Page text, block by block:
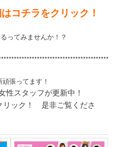
コチラをクリック！
ってみませんか！？
張ってます！
スタッフが更新中！
リック！ 是非ご覧くださ